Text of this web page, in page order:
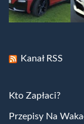
Kanał RSS
Kto Zapłaci?
Przepisy Na